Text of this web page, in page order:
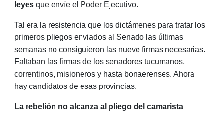
leyes que envíe el Poder Ejecutivo.
Tal era la resistencia que los dictámenes para tratar los
primeros pliegos enviados al Senado las últimas
semanas no consiguieron las nueve firmas necesarias.
Faltaban las firmas de los senadores tucumanos,
correntinos, misioneros y hasta bonaerenses. Ahora
hay candidatos de esas provincias.
La rebelión no alcanza al pliego del camarista